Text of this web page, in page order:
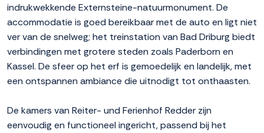
indrukwekkende Externsteine-natuurmonument. De
accommodatie is goed bereikbaar met de auto en ligt niet
ver van de snelweg; het treinstation van Bad Driburg biedt
verbindingen met grotere steden zoals Paderborn en
Kassel. De sfeer op het erf is gemoedelijk en landelijk, met
een ontspannen ambiance die uitnodigt tot onthaasten.
De kamers van Reiter- und Ferienhof Redder zijn
eenvoudig en functioneel ingericht, passend bij het